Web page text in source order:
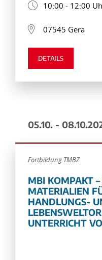
10:00 - 12:00
07545 Gera
DETAILS
05.10. -
Fortbildung TMBZ
MBI KOMPAKT
MATERIALIEN
HANDLUNGS-
UNTERRICHT